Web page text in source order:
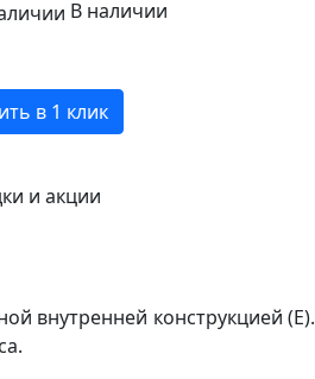
В наличии
в 1 клик
и акции
внутренней конструкцией (E).